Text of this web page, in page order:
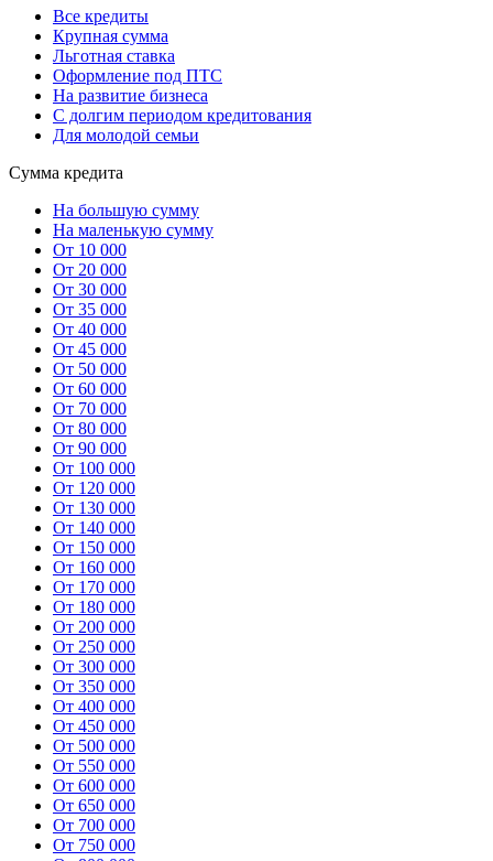
Все кредиты
Крупная сумма
Льготная ставка
Оформление под ПТС
На развитие бизнеса
С долгим периодом кредитования
Для молодой семьи
Сумма кредита
На большую сумму
На маленькую сумму
От 10 000
От 20 000
От 30 000
От 35 000
От 40 000
От 45 000
От 50 000
От 60 000
От 70 000
От 80 000
От 90 000
От 100 000
От 120 000
От 130 000
От 140 000
От 150 000
От 160 000
От 170 000
От 180 000
От 200 000
От 250 000
От 300 000
От 350 000
От 400 000
От 450 000
От 500 000
От 550 000
От 600 000
От 650 000
От 700 000
От 750 000